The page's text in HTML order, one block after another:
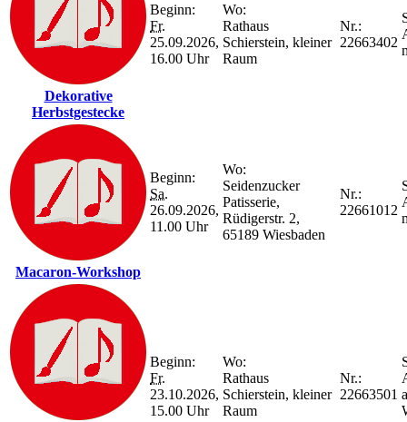
Dekorative
Herbstgestecke
Beginn:
Fr.
25.09.2026,
16.00 Uhr
Wo:
Rathaus
Schierstein, kleiner
Raum
Nr.:
22663402
Macaron-Workshop
Beginn:
Sa.
26.09.2026,
11.00 Uhr
Wo:
Seidenzucker
Patisserie,
Rüdigerstr. 2,
65189 Wiesbaden
Nr.:
22661012
Beginn:
Fr.
23.10.2026,
15.00 Uhr
Wo:
Rathaus
Schierstein, kleiner
Raum
Nr.:
22663501